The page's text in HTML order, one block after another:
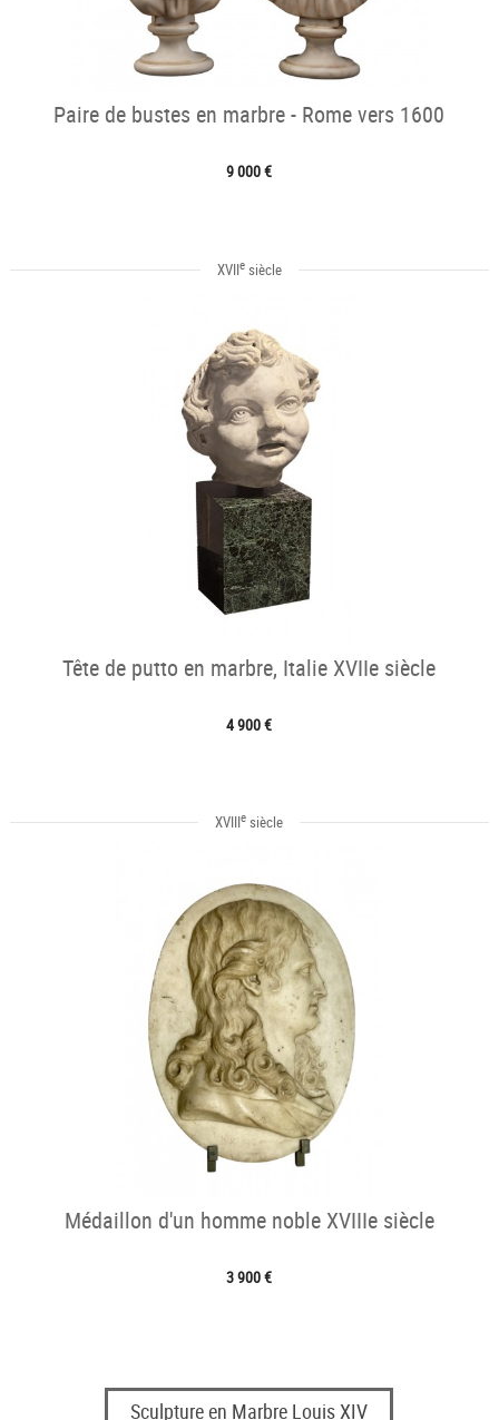
Paire de bustes en marbre - Rome vers 1600
9 000 €
XVIIesiècle
Tête de putto en marbre, Italie XVIIe siècle
4 900 €
XVIIIe siècle
Médaillon d'un homme noble XVIIIe siècle
3 900 €
Sculpture en Marbre Louis XIV